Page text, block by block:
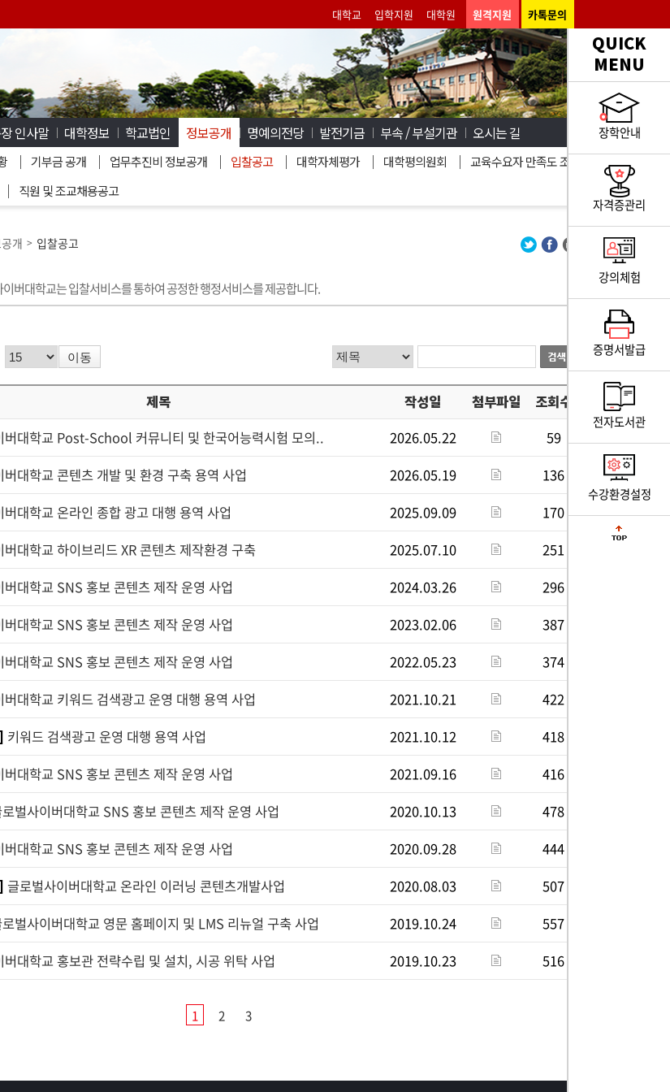
대학교 입학지원 대학원 원격지원 카톡문의
인사말 대학정보 학교법인 정보공개
기부금 공개 업무추진비 정보공개 입찰공고 대학자체평가 대학평의원회
교육수요자 만족도 조사
직원 및 조교채용공고
명예의전당 발전기금 부속 / 부설기관 오시는 길
개 > 입찰공고
버대학교는 입찰서비스를 통하여 공정한 행정서비스를 제공합니다.
페이지수 선택
이동 분류기준
제목 작성일 첨부파일
조회수
버대학교 Post-School 커뮤니티 및 한국어능력시험 모의.. 2026.05.22
59
대학교 콘텐츠 개발 및 환경 구축 용역 사업 2026.05.19
136
대학교 온라인 종합 광고 대행 용역 사업 2025.09.09
170
대학교 하이브리드 XR 콘텐츠 제작환경 구축 2025.07.10
251
대학교 SNS 홍보 콘텐츠 제작 운영 사업 2024.03.26
296
대학교 SNS 홍보 콘텐츠 제작 운영 사업 2023.02.06
387
대학교 SNS 홍보 콘텐츠 제작 운영 사업 2022.05.23
374
대학교 키워드 검색광고 운영 대행 용역 사업 2021.10.21
422
키워드 검색광고 운영 대행 용역 사업 2021.10.12
418
대학교 SNS 홍보 콘텐츠 제작 운영 사업 2021.09.16
416
벌사이버대학교 SNS 홍보 콘텐츠 제작 운영 사업 2020.10.13
478
대학교 SNS 홍보 콘텐츠 제작 운영 사업 2020.09.28
444
글로벌사이버대학교 온라인 이러닝 콘텐츠개발사업 2020.08.03
507
벌사이버대학교 영문 홈페이지 및 LMS 리뉴얼 구축 사업 2019.10.24
557
대학교 홍보관 전략수립 및 설치, 시공 위탁 사업 2019.10.23 516
1 2 3
QUICK
MENU
장학안내
자격증관리
강의체험
증명서발급
전자도서관
수강환경설정